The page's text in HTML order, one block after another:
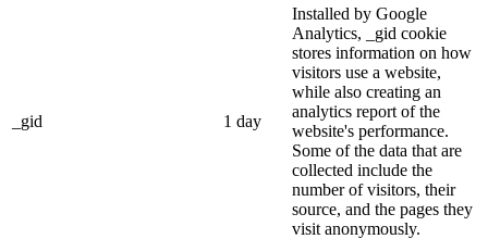
_gid 1 day
Installed by Google
Analytics, _gid cookie
stores information on how
visitors use a website,
while also creating an
analytics report of the
website's performance.
Some of the data that are
collected include the
number of visitors, their
source, and the pages they
visit anonymously.